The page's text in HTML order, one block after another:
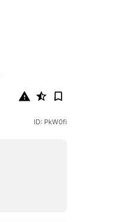
ID: PkW0fi